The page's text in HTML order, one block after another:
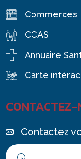
Commerces
CCAS
Annuaire
Carte
CONTACTEZ-
Contactez